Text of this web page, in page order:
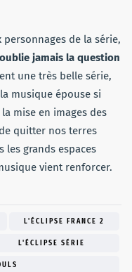
de la série,
jamais la question
une très belle série,
musique épouse si
mise en images des
quitter nos terres
les grands espaces
vient renforcer.
L'ÉCLIPSE FRANCE 2
L'ÉCLIPSE SÉRIE